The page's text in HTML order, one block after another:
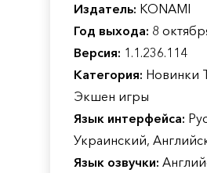
Издатель: KONAMI
Год выхода: 8
Версия: 1.1.236.114
Категория: Новинки
Экшен игры
Язык интерфейса:
Украинский,
Язык озвучки: